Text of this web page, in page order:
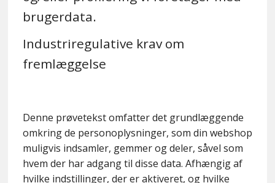
brugerdata.
Industriregulative krav om
fremlæggelse
Denne prøvetekst omfatter det grundlæggende
omkring de personoplysninger, som din webshop
muligvis indsamler, gemmer og deler, såvel som
hvem der har adgang til disse data. Afhængig af
hvilke indstillinger, der er aktiveret, og hvilke